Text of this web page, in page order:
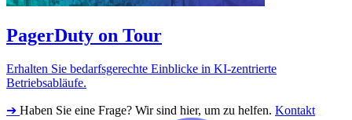
PagerDuty on Tour
Erhalten Sie bedarfsgerechte Einblicke in KI-zentrierte
Betriebsabläufe.
➔ Haben Sie eine Frage? Wir sind hier, um zu helfen. Kontakt